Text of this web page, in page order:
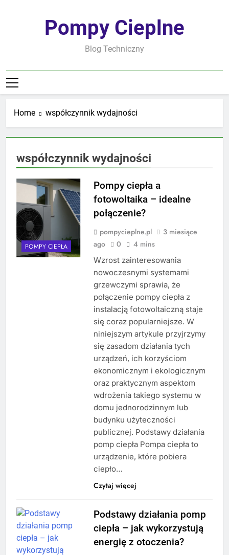
Pompy Cieplne
Blog Techniczny
Home współczynnik wydajności
współczynnik wydajności
POMPY CIEPŁA
Pompy ciepła a
fotowoltaika – idealne
połączenie?
pompycieplne.pl
3 miesiące
ago
0 4 mins
Wzrost zainteresowania
nowoczesnymi systemami
grzewczymi sprawia, że
połączenie pompy ciepła z
instalacją fotowoltaiczną staje
się coraz popularniejsze. W
niniejszym artykule przyjrzymy
się zasadom działania tych
urządzeń, ich korzyściom
ekonomicznym i ekologicznym
oraz praktycznym aspektom
wdrożenia takiego systemu w
domu jednorodzinnym lub
budynku użyteczności
publicznej. Podstawy działania
pomp ciepła Pompa ciepła to
urządzenie, które pobiera
ciepło…
Czytaj więcej
Podstawy działania pomp
ciepła – jak wykorzystują
energię z otoczenia?